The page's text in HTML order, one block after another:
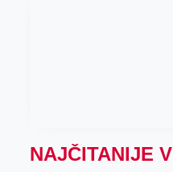
NAJČITANIJE